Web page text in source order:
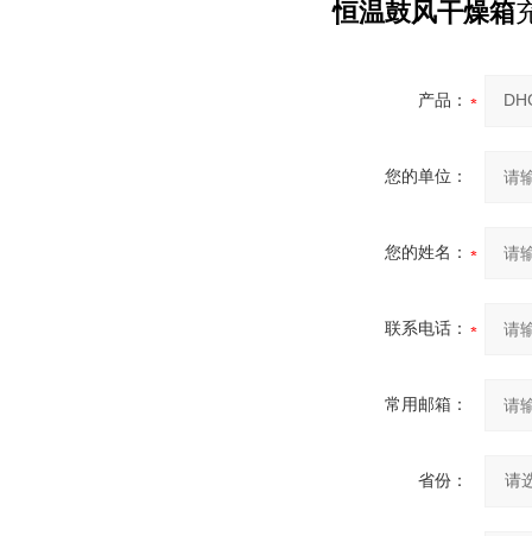
恒温鼓风干燥箱
产品：
您的单位：
您的姓名：
联系电话：
常用邮箱：
省份：